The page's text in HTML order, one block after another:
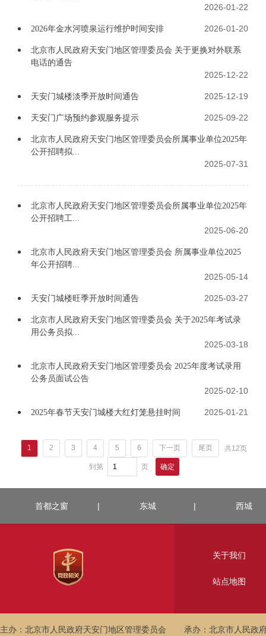
2026-01-22
2026年金水河喷泉运行维护时间安排 2026-01-20
北京市人民政府天安门地区管理委员会 关于更换对外联系
电话的通告
2025-12-22
天安门城楼淡季开放时间通告 2025-12-19
天安门广场预约参观服务提示 2025-09-22
北京市人民政府天安门地区管理委员会所属事业单位2025年
公开招聘拟...
2025-07-31
北京市人民政府天安门地区管理委员会所属事业单位2025年
公开招聘工...
2025-06-20
北京市人民政府天安门地区管理委员会 所属事业单位2025
年公开招聘...
2025-05-14
天安门城楼旺季开放时间通告 2025-03-27
北京市人民政府天安门地区管理委员会 关于2025年考试录
用公务员拟...
2025-03-18
北京市人民政府天安门地区管理委员会 2025年度考试录用
公务员面试公告
2025-02-10
2025年春节天安门城楼大红灯笼悬挂时间 2025-01-21
1 2 3 4 5 6 下一页 尾页 共12页
到第 页 确定
首都之窗 | 东城 | 西城
关于我们
站点地图
主办：北京市人民政府天安门地区管理委员会 承办：北京市人民政